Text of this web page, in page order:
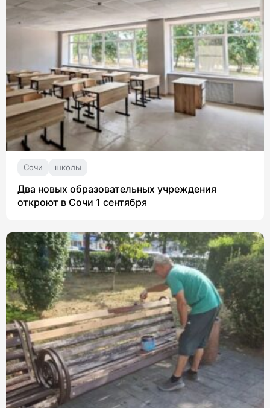
Сочи школы
Два новых образовательных учреждения
откроют в Сочи 1 сентября